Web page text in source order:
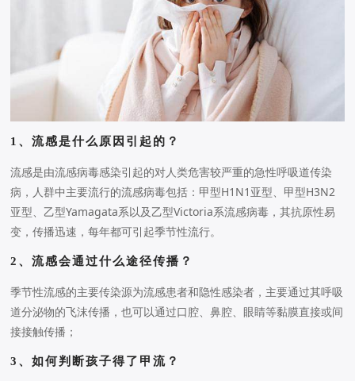
1、流感是什么原因引起的？
流感是由流感病毒感染引起的对人类危害较严重的急性呼吸道传染
病，人群中主要流行的流感病毒包括：甲型H1N1亚型、甲型H3N2
亚型、乙型Yamagata系以及乙型Victoria系流感病毒，其抗原性易
变，传播迅速，每年都可引起季节性流行。
2、流感会通过什么途径传播？
季节性流感的主要传染源为流感患者和隐性感染者，主要通过其呼吸
道分泌物的飞沫传播，也可以通过口腔、鼻腔、眼睛等黏膜直接或间
接接触传播；
3、如何判断孩子得了甲流？